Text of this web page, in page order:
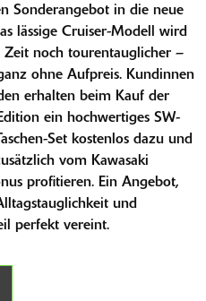
Sonderangebot in die neue
lässige Cruiser-Modell wird
noch tourentauglicher –
ohne Aufpreis. Kundinnen
erhalten beim Kauf der
ein hochwertiges SW-
Set kostenlos dazu und
vom Kawasaki
profitieren. Ein Angebot,
und
perfekt vereint.